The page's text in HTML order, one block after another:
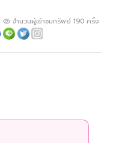
จำนวนผู้เข้าชมทรัพย์ 190ครั้ง